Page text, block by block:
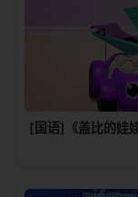
[国语]《盖比的娃